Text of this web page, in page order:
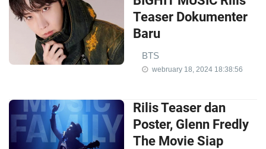
Teaser Dokumenter
Baru
BTS
webruary 18, 2024 18:38:56
Rilis Teaser dan
Poster, Glenn Fredly
The Movie Siap